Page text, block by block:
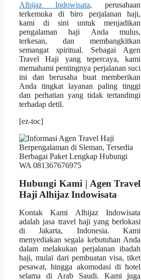
Alhijaz Indowisata, perusahaan
terkemuka di biro perjalanan haji,
kami di sini untuk menjadikan
pengalaman haji Anda mulus,
terkesan, dan membangkitkan
semangat spiritual. Sebagai Agen
Travel Haji yang tepercaya, kami
memahami pentingnya perjalanan suci
ini dan berusaha buat memberikan
Anda tingkat layanan paling tinggi
dan perhatian yang tidak tertandingi
terhadap detil.
[ez-toc]
Hubungi Kami | Agen Travel
Haji Alhijaz Indowisata
Kontak Kami Alhijaz Indowisata
adalah jasa travel haji yang berlokasi
di Jakarta, Indonesia. Kami
menyediakan segala kebutuhan Anda
dalam melakukan perjalanan ibadah
haji, mulai dari pembuatan visa, tiket
pesawat, hingga akomodasi di hotel
selama di Arab Saudi. Kami juga